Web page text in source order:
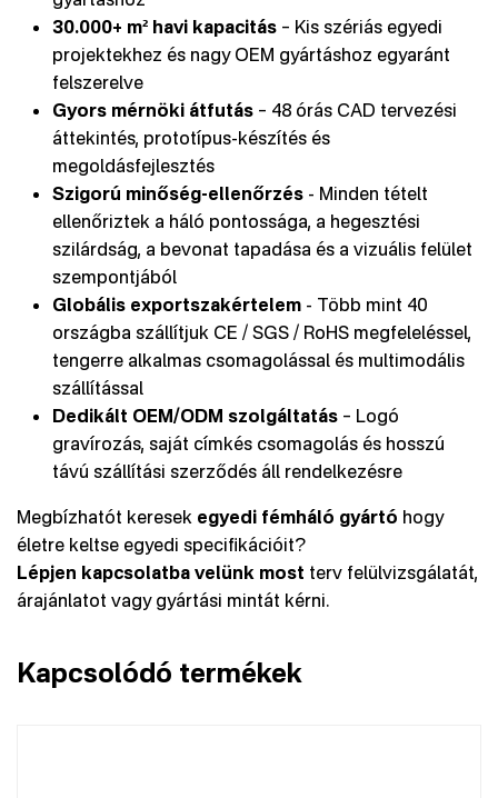
30.000+ m² havi kapacitás – Kis szériás egyedi
projektekhez és nagy OEM gyártáshoz egyaránt
felszerelve
Gyors mérnöki átfutás – 48 órás CAD tervezési
áttekintés, prototípus-készítés és
megoldásfejlesztés
Szigorú minőség-ellenőrzés - Minden tételt
ellenőriztek a háló pontossága, a hegesztési
szilárdság, a bevonat tapadása és a vizuális felület
szempontjából
Globális exportszakértelem - Több mint 40
országba szállítjuk CE / SGS / RoHS megfeleléssel,
tengerre alkalmas csomagolással és multimodális
szállítással
Dedikált OEM/ODM szolgáltatás – Logó
gravírozás, saját címkés csomagolás és hosszú
távú szállítási szerződés áll rendelkezésre
Megbízhatót keresek egyedi fémháló gyártó hogy
életre keltse egyedi specifikációit?
Lépjen kapcsolatba velünk most terv felülvizsgálatát,
árajánlatot vagy gyártási mintát kérni.
Kapcsolódó termékek